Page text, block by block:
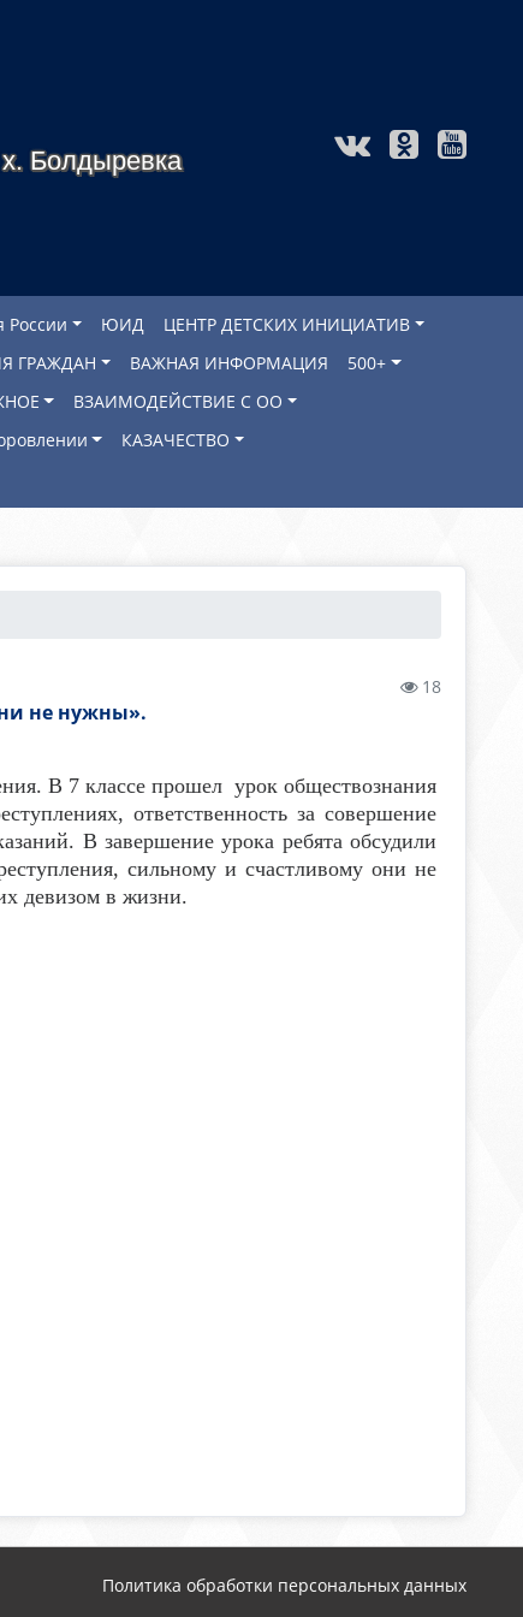
Болдыревка
ЮИД
ЦЕНТР ДЕТСКИХ ИНИЦИАТИВ
ГРАЖДАН ВАЖНАЯ ИНФОРМАЦИЯ
500+
ВЗАИМОДЕЙСТВИЕ С ОО
КАЗАЧЕСТВО
18
не нужны».
В 7 классе прошел урок обществознания
ответственность за совершение
В завершение урока ребята обсудили
сильному и счастливому они не
девизом в жизни.
Политика обработки персональных данных